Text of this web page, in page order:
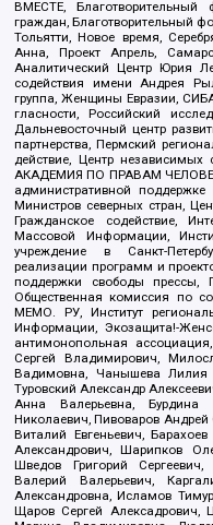
ВМЕСТЕ,
граждан, Благотворительный
Тольятти, Новое время,
Анна, Проект Апрель,
Аналитический Центр Юрия
содействия имени Андрея
группа, Женщины Евразии,
гласности, Российский
Дальневосточный центр
партнерства, Пермский
действие, Центр независимых
АКАДЕМИЯ ПО ПРАВАМ
административной
Министров северных стран,
Гражданское содействие,
Массовой Информации,
учреждение в Санкт-
реализации программ и
поддержки свободы прессы,
Общественная комиссия по
МЕМО. РУ, Институт
Информации, Экозащита!-
антимонопольная
Сергей Владимирович,
Вадимовна, Чанышева Лилия
Туровский Александр
Анна Валерьевна,
Николаевич, Пивоваров Андрей
Виталий Евгеньевич,
Александрович, Шарипков
Шведов Григорий
Валерий Валерьевич,
Александровна, Исламов
Щаров Сергей Алексадрович,